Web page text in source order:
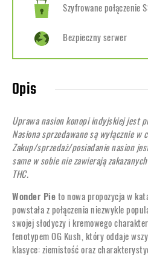
Szyfrowane połączenie
Bezpieczny serwer
Opis
Uprawa nasion konopi indyjskiej jest
Nasiona sprzedawane są wyłącznie w
Zakup/sprzedaż/posiadanie nasion
same w sobie nie zawierają
THC.
Wonder Pieto nowa propozycja w
powstała z połączenia niezwykle
swojej słodyczy i kremowego
fenotypem OG Kush, który oddaje
klasyce: ziemistość oraz